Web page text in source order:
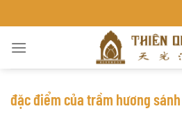
đến
đặc điểm của trầm hương sánh